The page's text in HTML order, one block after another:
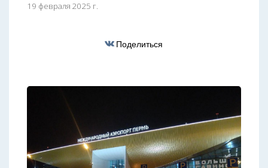
19 февраля 2025 г.
Поделиться